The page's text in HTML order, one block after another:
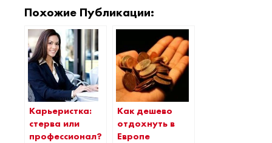
Похожие Публикации:
Карьеристка:
стерва или
профессионал?
Как дешево
отдохнуть в
Европе